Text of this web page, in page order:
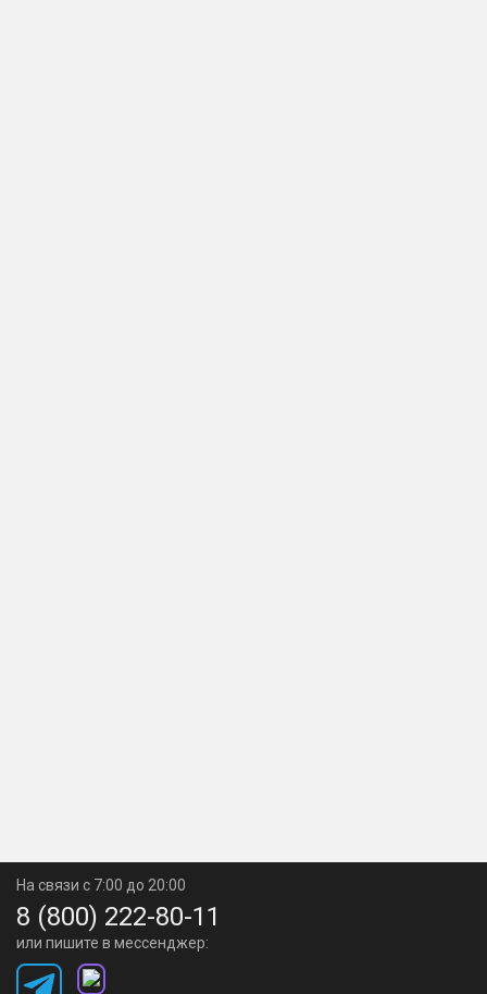
На связи с 7:00 до 20:00
8 (800) 222-80-11
или пишите в мессенджер: